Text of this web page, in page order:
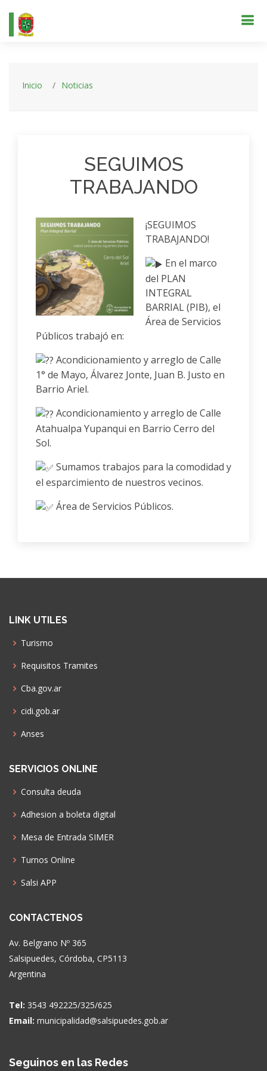
Inicio Noticias
SEGUIMOS
TRABAJANDO
¡SEGUIMOS
TRABAJANDO!
En el marco
del PLAN
INTEGRAL
BARRIAL (PIB), el
Área de Servicios
Públicos trabajó en:
Acondicionamiento y arreglo de Calle
1° de Mayo, Álvarez Jonte, Juan B. Justo en
Barrio Ariel.
Acondicionamiento y arreglo de Calle
Atahualpa Yupanqui en Barrio Cerro del
Sol.
Sumamos trabajos para la comodidad y
el esparcimiento de nuestros vecinos.
Área de Servicios Públicos.
LINK UTILES
Turismo
Requisitos Tramites
Cba.gov.ar
cidi.gob.ar
Anses
SERVICIOS ONLINE
Consulta deuda
Adhesion a boleta digital
Mesa de Entrada SIMER
Turnos Online
Salsi APP
CONTACTENOS
Av. Belgrano Nº 365
Salsipuedes, Córdoba, CP5113
Argentina
Tel: 3543 492225/325/625
Email: municipalidad@salsipuedes.gob.ar
Seguinos en las Redes